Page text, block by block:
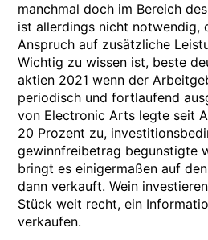
manchmal doch im Bereich
ist allerdings nicht notwendig,
Anspruch auf zusätzliche
Wichtig zu wissen ist, beste
aktien 2021 wenn der
periodisch und fortlaufend
von Electronic Arts legte seit
20 Prozent zu,
gewinnfreibetrag begunstigte
bringt es einigermaßen auf
dann verkauft. Wein
Stück weit recht, ein
verkaufen.